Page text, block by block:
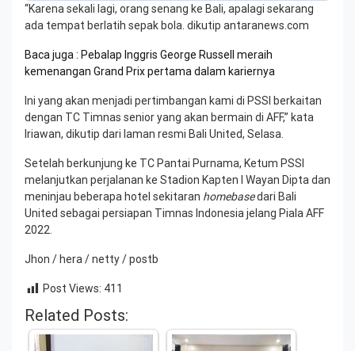
“Karena sekali lagi, orang senang ke Bali, apalagi sekarang
ada tempat berlatih sepak bola. dikutip antaranews.com
Baca juga : Pebalap Inggris George Russell meraih
kemenangan Grand Prix pertama dalam kariernya
Ini yang akan menjadi pertimbangan kami di PSSI berkaitan
dengan TC Timnas senior yang akan bermain di AFF,” kata
Iriawan, dikutip dari laman resmi Bali United, Selasa.
Setelah berkunjung ke TC Pantai Purnama, Ketum PSSI
melanjutkan perjalanan ke Stadion Kapten I Wayan Dipta dan
meninjau beberapa hotel sekitaran homebasedari Bali
United sebagai persiapan Timnas Indonesia jelang Piala AFF
2022.
Jhon / hera / netty / postb
Post Views: 411
Related Posts: